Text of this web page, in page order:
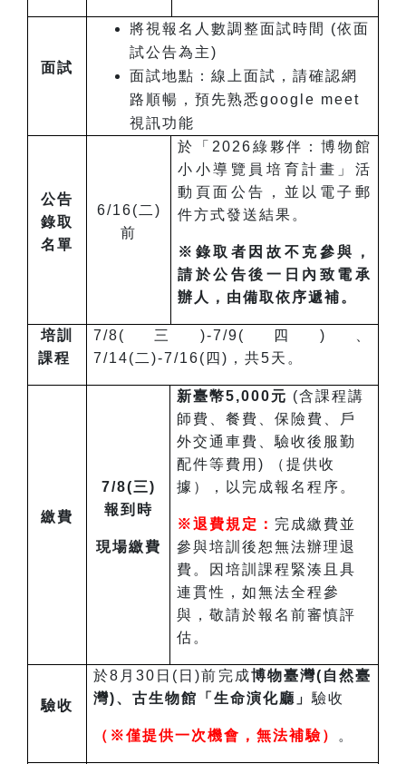
面試
將視報名人數調整面試時間 (依面
試公告為主)
面試地點：線上面試，請確認網
路順暢，預先熟悉google meet
視訊功能
公告
錄取
名單
6/16(二)
前
於「2026綠夥伴：博物館
小小導覽員培育計畫」活
動頁面公告，並以電子郵
件方式發送結果。
※ 錄取者因故不克參與，
請於公告後一日內致電承
辦人，由備取依序遞補。
培訓
課程
7/8(三)-7/9(四)、
7/14(二)-7/16(四)，共5天。
繳費
7/8(三)
報到時
現場繳費
新臺幣5,000元 (含課程講
師費、餐費、保險費、戶
外交通車費、驗收後服勤
配件等費用) （提供收
據），以完成報名程序。
※退費規定： 完成繳費並
參與培訓後恕無法辦理退
費。因培訓課程緊湊且具
連貫性，如無法全程參
與，敬請於報名前審慎評
估。
驗收
於8月30日(日)前完成博物臺灣(自然臺
灣)、古生物館「生命演化廳」 驗收
（※僅提供一次機會，無法補驗） 。